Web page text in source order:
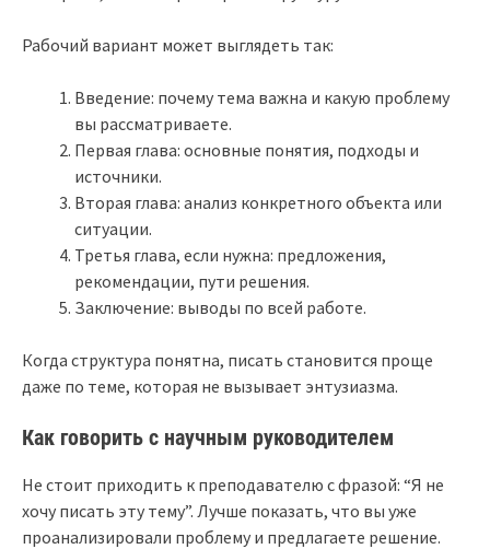
Рабочий вариант может выглядеть так:
Введение: почему тема важна и какую проблему
вы рассматриваете.
Первая глава: основные понятия, подходы и
источники.
Вторая глава: анализ конкретного объекта или
ситуации.
Третья глава, если нужна: предложения,
рекомендации, пути решения.
Заключение: выводы по всей работе.
Когда структура понятна, писать становится проще
даже по теме, которая не вызывает энтузиазма.
Как говорить с научным руководителем
Не стоит приходить к преподавателю с фразой: “Я не
хочу писать эту тему”. Лучше показать, что вы уже
проанализировали проблему и предлагаете решение.